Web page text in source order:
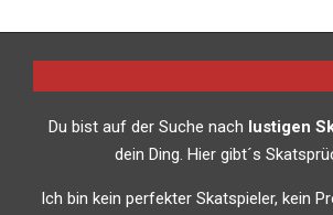
Du bist auf der Suche nach lustigen
dein Ding. Hier gibt´s
Ich bin kein perfekter Skatspieler, kein